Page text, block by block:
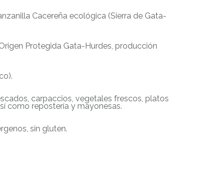
Cacereña ecológica (Sierra de Gata-
Protegida Gata-Hurdes, producción
carpaccios, vegetales frescos, platos
como repostería y mayonesas.
sin gluten.